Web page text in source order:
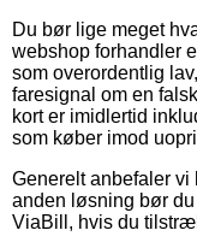
Du bør lige meget
webshop forhandler
som overordentlig
faresignal om en
kort er imidlertid
som køber imod
Generelt anbefaler
anden løsning bør
ViaBill, hvis du